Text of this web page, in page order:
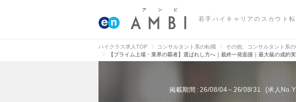
若手ハイキャリアのスカウト転
ハイクラス求人TOP コンサルタント系の転職
その他、コンサルタント系
【プライム上場・業界の覇者】選ばれし方へ｜最終一発面接｜最大級の成約
掲載期間 26/08/04～26/08/31 求人